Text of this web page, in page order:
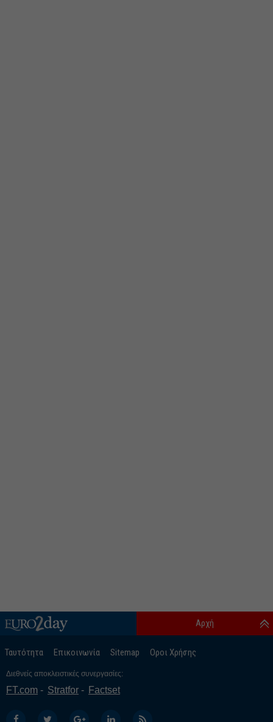
Ταυτότητα Επικοινωνία Sitemap Οροι Χρήσης
Αρχή
Διεθνείς αποκλειστικές συνεργασίες:
FT.com Stratfor Factset